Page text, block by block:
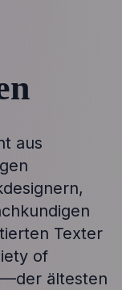
aus
Texter
of
ältesten